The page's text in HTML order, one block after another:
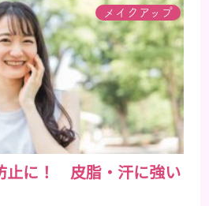
種類によっても違います。まず
よりも、どんな種類のできも
を解説いきましょう。 水疱 ご
るかと思いますが、すいほ
は表皮や表皮下にできるもので
メイクアップ
止に！ 皮脂・汗に強い